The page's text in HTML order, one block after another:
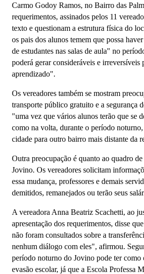
Carmo Godoy Ramos, no Bairro das
requerimentos, assinados pelos 11
texto e questionam a estrutura física do
os pais dos alunos temem que possa
de estudantes nas salas de aula" no
poderá gerar consideráveis e irreversíveis
aprendizado".
Os vereadores também se mostram
transporte público gratuito e a segurança
"uma vez que vários alunos terão que se
como na volta, durante o período noturno,
cidade para outro bairro mais distante da
Outra preocupação é quanto ao quadro
Jovino. Os vereadores solicitam
essa mudança, professores e demais
demitidos, remanejados ou terão seus
A vereadora Anna Beatriz Scachetti, ao
apresentação dos requerimentos, disse
não foram consultados sobre a
nenhum diálogo com eles", afirmou.
período noturno do Jovino pode ter como
evasão escolar, já que a Escola Professa